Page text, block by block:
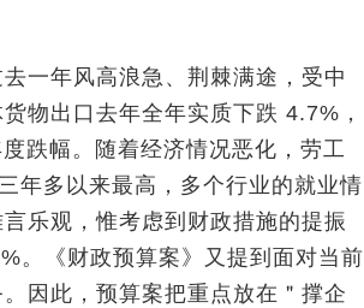
一年风高浪急、荆棘满途，受中
物出口去年全年实质下跌 4.7%，
跌幅。随着经济情况恶化，劳工
年多以来最高，多个行业的就业情
乐观，惟考虑到财政措施的提振
。《财政预算案》又提到面对当前
因此，预算案把重点放在＂撑企